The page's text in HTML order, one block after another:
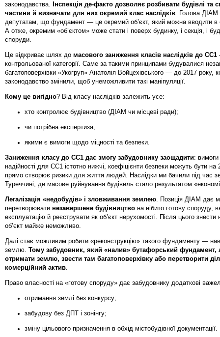
законодавства. Інспекція де-факто дозволяє розбивати будівлі та
частини й визначати для них окремий клас наслідків. Голова ДІАМ
депутатам, що фундамент — це окремий об’єкт, який можна вводити в
А отже, окремим «об’єктом» може стати і поверх будинку, і секція, і
споруди.
Це відкриває шлях до масового заниження класів наслідків до СС1
контрольованої категорії. Саме за такими принципами будувалися
багатоповерхівки «Укогруп» Анатолія Войцехівського — до 2017 року,
законодавство змінили, щоб унеможливити такі маніпуляції.
Кому це вигідно? Від класу наслідків залежить усе:
хто контролює будівництво (ДІАМ чи місцеві ради);
чи потрібна експертиза;
якими є вимоги щодо міцності та безпеки.
Заниження класу до СС1 дає змогу забудовнику заощадити:
надійності для СС1 істотно нижчі, коефіцієнти безпеки можуть бути
прямо створює ризики для життя людей. Наслідки ми бачили під час
Туреччині, де масове руйнування будівель стало результатом
Легалізація «недобудів» і зловживання землею. Позиція ДІАМ дає
перетворювати незавершене будівництво на нібито готову споруду,
експлуатацію й реєструвати як об’єкт нерухомості. Після цього знести
об’єкт майже неможливо.
Далі стає можливим робити «реконструкцію» такого фундаменту —
землю. Тому забудовник, який «налив» бутафорський фундамент,
отримати землю, звести там багатоповерхівку або перетворити
комерційний актив.
Право власності на «готову споруду» дає забудовнику додаткові
отримання землі без конкурсу;
забудову без ДПТ і зонінгу;
зміну цільового призначення в обхід містобудівної документації.